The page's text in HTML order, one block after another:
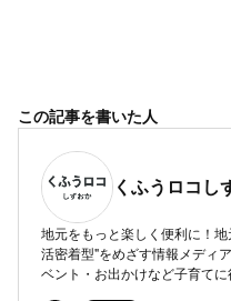
この記事を書いた人
くふうロコし
地元をもっと楽しく便利に！
活密着型"をめざす情報メディ
ベント・お出かけなど子育てに